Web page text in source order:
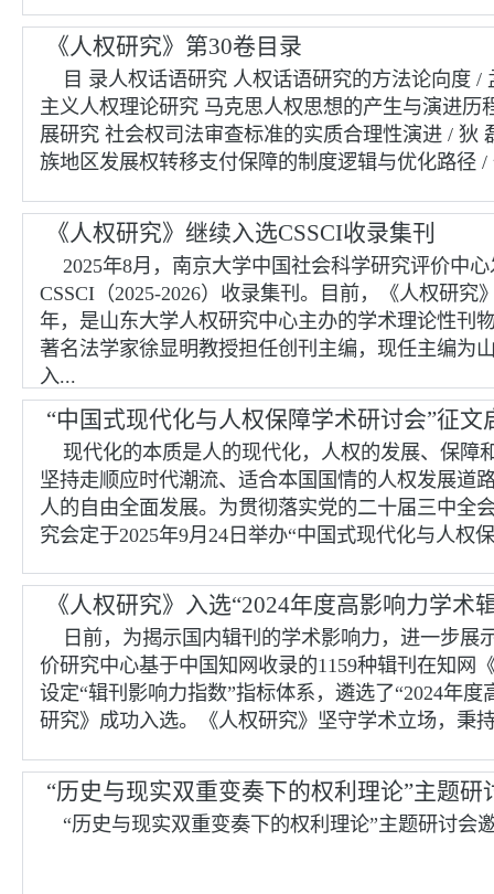
《人权研究》第30卷目录
目 录人权话语研究 人权话语研究的方法论向度
主义人权理论研究 马克思人权思想的产生与演进
展研究 社会权司法审查标准的实质合理性演进 / 狄
族地区发展权转移支付保障的制度逻辑与优化路径
《人权研究》继续入选CSSCI收录集刊
2025年8月，南京大学中国社会科学研究评价中
CSSCI（2025-2026）收录集刊。目前，《人权研
年，是山东大学人权研究中心主办的学术理论性刊
著名法学家徐显明教授担任创刊主编，现任主编为
入...
“中国式现代化与人权保障学术研讨会”征文
现代化的本质是人的现代化，人权的发展、保障
坚持走顺应时代潮流、适合本国国情的人权发展道
人的自由全面发展。为贯彻落实党的二十届三中全
究会定于2025年9月24日举办“中国式现代化与人
《人权研究》入选“2024年度高影响力学术
日前，为揭示国内辑刊的学术影响力，进一步
价研究中心基于中国知网收录的1159种辑刊在知网
设定“辑刊影响力指数”指标体系，遴选了“2024年
研究》成功入选。《人权研究》坚守学术立场，秉
“历史与现实双重变奏下的权利理论”主题研
“历史与现实双重变奏下的权利理论”主题研讨会